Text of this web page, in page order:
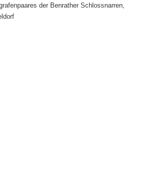
der Benrather Schlossnarren,